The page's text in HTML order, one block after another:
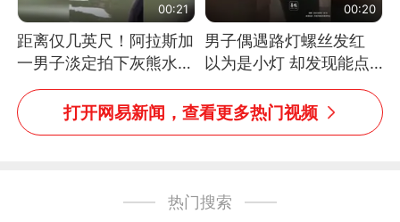
00:21
距离仅几英尺！阿拉斯加
一男子淡定拍下灰熊水中
捕食鲑鱼全程
00:20
男子偶遇路灯螺丝发红
以为是小灯 却发现能点
燃香烟 当事人：已报警
处理
打开网易新闻，查看更多热门视频
热门搜索